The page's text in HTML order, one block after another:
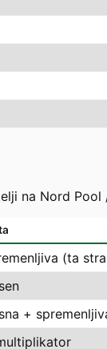
na Nord Pool
(ta
+